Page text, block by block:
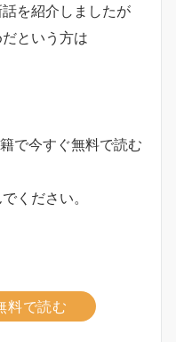
話を紹介しましたが
という方は
で今すぐ無料で読む
ください。
料で読む